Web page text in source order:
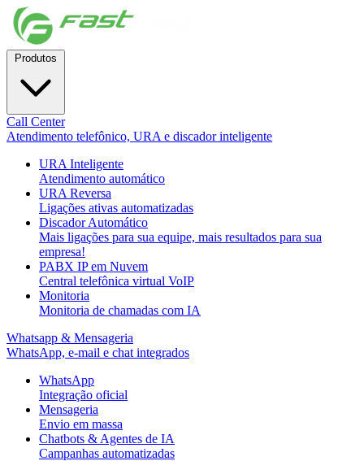
Call Center
Atendimento telefônico, URA e discador inteligente
URA Inteligente
Atendimento automático
URA Reversa
Ligações ativas automatizadas
Discador Automático
Mais ligações para sua equipe, mais resultados para sua
empresa!
PABX IP em Nuvem
Central telefônica virtual VoIP
Monitoria
Monitoria de chamadas com IA
Whatsapp & Mensageria
WhatsApp, e-mail e chat integrados
WhatsApp
Integração oficial
Mensageria
Envio em massa
Chatbots & Agentes de IA
Campanhas automatizadas